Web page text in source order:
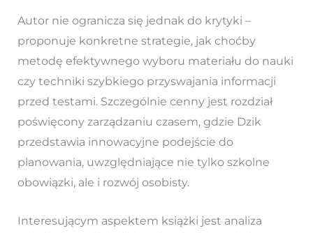
Autor nie ogranicza się jednak do krytyki –
proponuje konkretne strategie, jak choćby
metodę efektywnego wyboru materiału do nauki
czy techniki szybkiego przyswajania informacji
przed testami. Szczególnie cenny jest rozdział
poświęcony zarządzaniu czasem, gdzie Dzik
przedstawia innowacyjne podejście do
planowania, uwzględniające nie tylko szkolne
obowiązki, ale i rozwój osobisty.
Interesującym aspektem książki jest analiza